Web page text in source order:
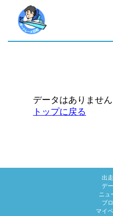
データはありません
トップに戻る
出
デ
ニュ
ブ
マイ